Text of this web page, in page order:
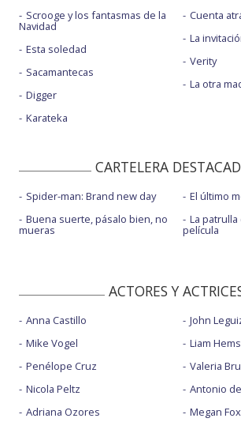
Scrooge y los fantasmas de la
Navidad
Esta soledad
Sacamantecas
Digger
Karateka
Cuenta
La
Verity
La otra
CARTELERA
Spider-man: Brand new day
Buena suerte, pásalo bien, no
mueras
El último
La patrulla
película
ACTORES Y
Anna Castillo
Mike Vogel
Penélope Cruz
Nicola Peltz
Adriana Ozores
John
Liam
Valeria
Antonio
Megan Fox